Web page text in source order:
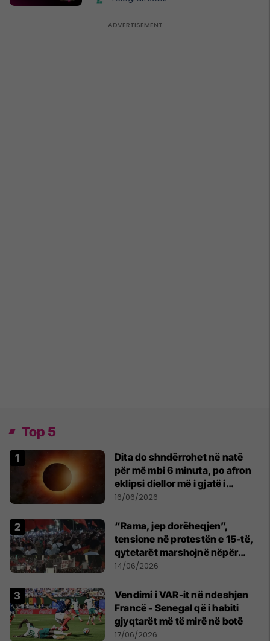
Top 5
Dita do shndërrohet në natë
për më mbi 6 minuta, po afron
eklipsi diellor më i gjatë i
shekullit të 21-të
16/06/2026
“Rama, jep dorëheqjen”,
tensione në protestën e 15-të,
qytetarët marshojnë nëpër
kryeqytet
14/06/2026
Vendimi i VAR-it në ndeshjen
Francë - Senegal që i habiti
gjyqtarët më të mirë në botë
17/06/2026